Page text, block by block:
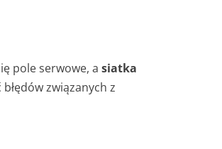
pole serwowe, a siatka
związanych z